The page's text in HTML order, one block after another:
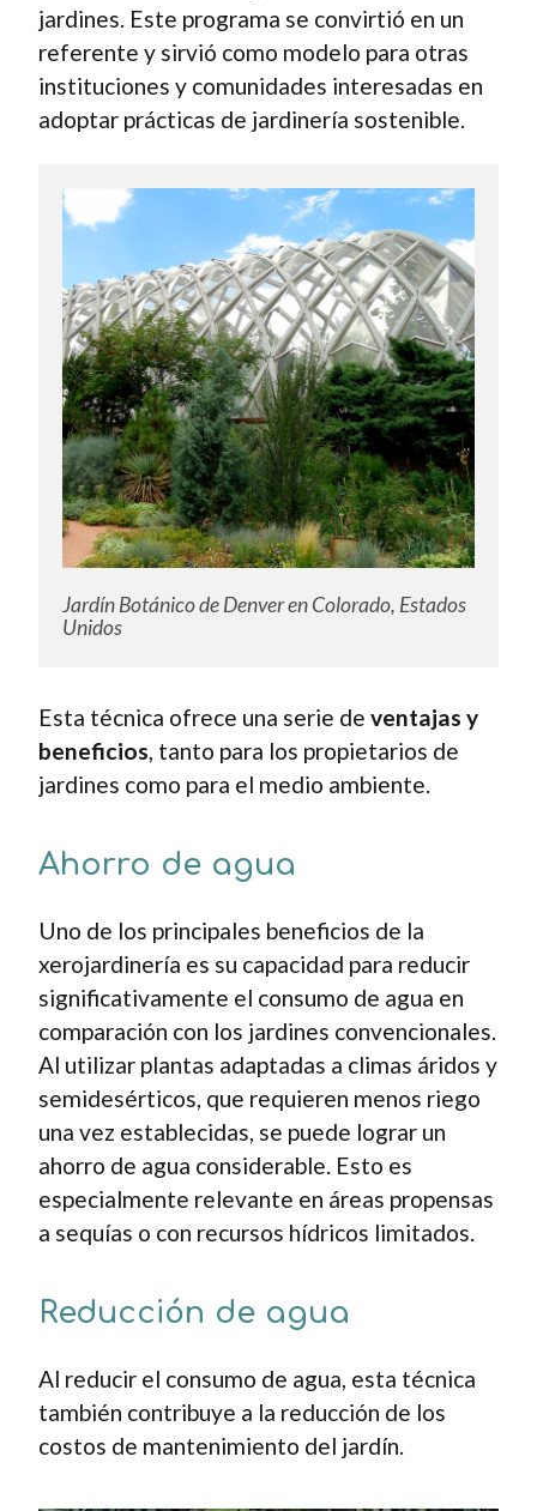
jardines. Este programa se convirtió en un
referente y sirvió como modelo para otras
instituciones y comunidades interesadas en
adoptar prácticas de jardinería sostenible.
Jardín Botánico de Denver en Colorado, Estados
Unidos
Esta técnica ofrece una serie de ventajas y
beneficios, tanto para los propietarios de
jardines como para el medio ambiente.
Ahorro de agua
Uno de los principales beneficios de la
xerojardinería es su capacidad para reducir
significativamente el consumo de agua en
comparación con los jardines convencionales.
Al utilizar plantas adaptadas a climas áridos y
semidesérticos, que requieren menos riego
una vez establecidas, se puede lograr un
ahorro de agua considerable. Esto es
especialmente relevante en áreas propensas
a sequías o con recursos hídricos limitados.
Reducción de agua
Al reducir el consumo de agua, esta técnica
también contribuye a la reducción de los
costos de mantenimiento del jardín.